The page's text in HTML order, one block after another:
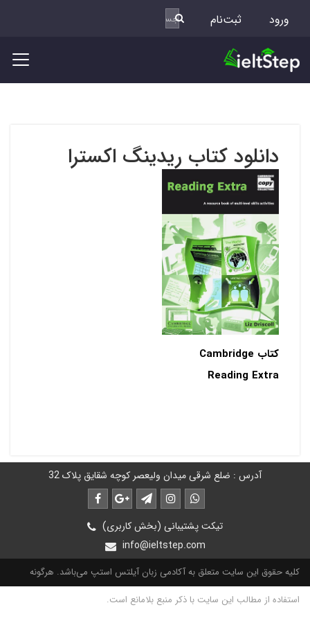
ورود ثبت‌نام
دانلود کتاب ریدینگ اکسترا
کتاب Cambridge
Reading Extra
آدرس : ضلع شرقی میدان ولیعصر کوچه شقایق پلاک 32
تیکت پشتیبانی (بخش کاربری)
info@ieltstep.com
کلیه حقوق این سایت متعلق به آکادمی زبان آیلتس استپ می‌باشد. هرگونه
استفاده از مطالب این سایت با ذکر منبع بلامانع است.